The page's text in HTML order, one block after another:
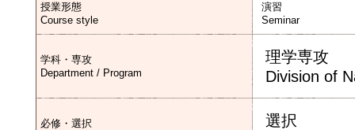
授業形態
Course style
演習
Seminar
学科・専攻
Department / Program
理学専攻
Division of
必修・選択
選択